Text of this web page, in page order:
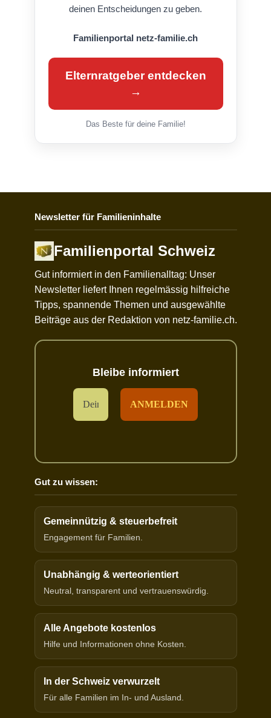
deinen Entscheidungen zu geben.
Familienportal netz-familie.ch
Elternratgeber entdecken
→
Das Beste für deine Familie!
Newsletter für Familieninhalte
Familienportal Schweiz
Gut informiert in den Familienalltag: Unser
Newsletter liefert Ihnen regelmässig hilfreiche
Tipps, spannende Themen und ausgewählte
Beiträge aus der Redaktion von netz-familie.ch.
Bleibe informiert
Gut zu wissen:
Gemeinnützig & steuerbefreit
Engagement für Familien.
Unabhängig & werteorientiert
Neutral, transparent und vertrauenswürdig.
Alle Angebote kostenlos
Hilfe und Informationen ohne Kosten.
In der Schweiz verwurzelt
Für alle Familien im In- und Ausland.